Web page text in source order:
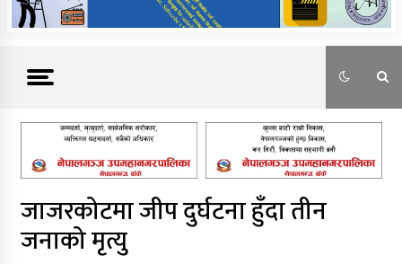
जाजरकोटमा जीप दुर्घटना हुँदा तीन
जनाको मृत्यु